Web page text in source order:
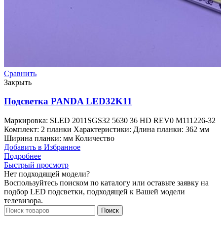
Сравнить
Закрыть
Подсветка PANDA LED32K11
Маркировка: SLED 2011SGS32 5630 36 HD REV0 M111226-32
Комплект: 2 планки Характеристики: Длина планки: 362 мм
Ширина планки: мм Количество
Добавить в Избранное
Подробнее
Быстрый просмотр
Нет подходящей модели?
Воспользуйтесь поиском по каталогу или оставьте заявку на
подбор LED подсветки, подходящей к Вашей модели
телевизора.
Поиск